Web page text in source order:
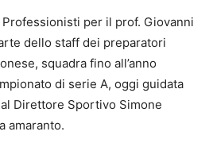
per il prof. Giovanni
dello staff dei preparatori
squadra fino all’anno
di serie A, oggi guidata
Direttore Sportivo Simone
amaranto.